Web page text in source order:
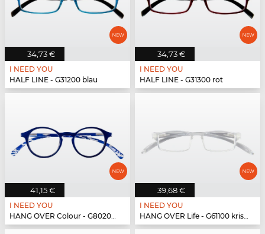
34,73 €
I NEED YOU
HALF LINE - G31200 blau
34,73 €
I NEED YOU
HALF LINE - G31300 rot
41,15 €
I NEED YOU
HANG OVER Colour - G80200 blau
39,68 €
I NEED YOU
HANG OVER Life - G61100 kristall